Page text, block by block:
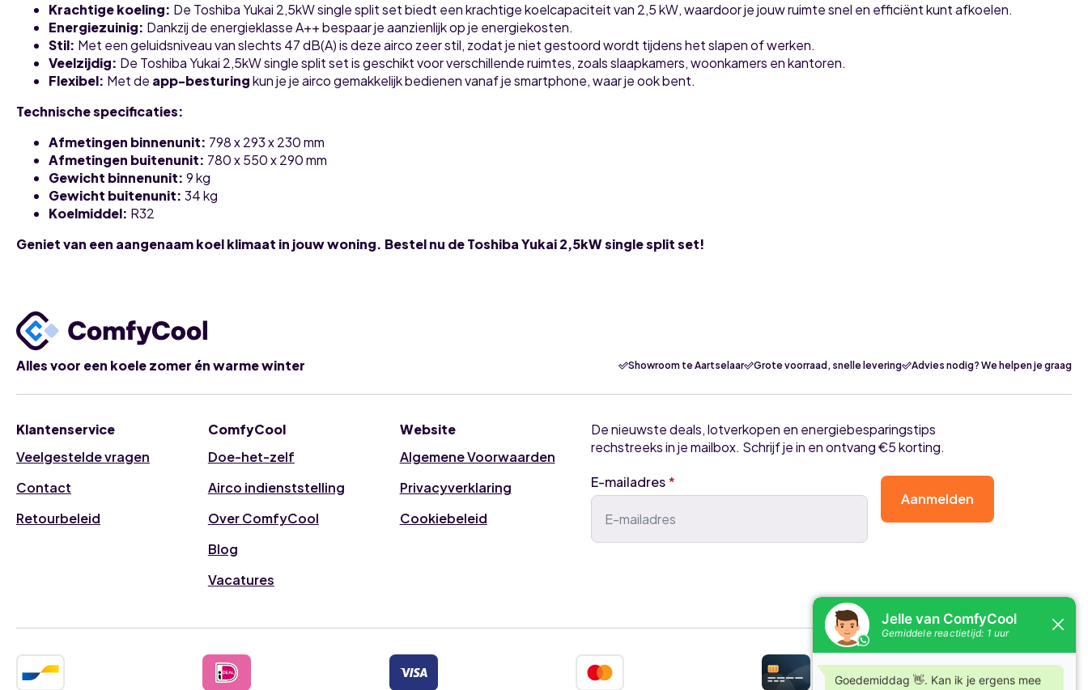
Krachtige koeling: De Toshiba Yukai 2,5kW single split set biedt een krachtige koelcapaciteit van 2,5 kW, waardoor je jouw ruimte snel en efficiënt kunt afkoelen.
Energiezuinig: Dankzij de energieklasse A++ bespaar je aanzienlijk op je energiekosten.
Stil: Met een geluidsniveau van slechts 47 dB(A) is deze airco zeer stil, zodat je niet gestoord wordt tijdens het slapen of werken.
Veelzijdig: De Toshiba Yukai 2,5kW single split set is geschikt voor verschillende ruimtes, zoals slaapkamers, woonkamers en kantoren.
Flexibel: Met de app-besturingkun je je airco gemakkelijk bedienen vanaf je smartphone, waar je ook bent.
Technische specificaties:
Afmetingen binnenunit: 798 x 293 x 230 mm
Afmetingen buitenunit: 780 x 550 x 290 mm
Gewicht binnenunit: 9 kg
Gewicht buitenunit: 34 kg
Koelmiddel: R32
Geniet van een aangenaam koel klimaat in jouw woning. Bestel nu de Toshiba Yukai 2,5kW single split set!
Alles voor een koele zomer én warme winter Showroom te Aartselaar Grote voorraad, snelle levering Advies nodig? We helpen je graag
Klantenservice
Veelgestelde vragen
Contact
Retourbeleid
ComfyCool
Doe-het-zelf
Airco indienststelling
Over ComfyCool
Blog
Vacatures
Website
Algemene Voorwaarden
Privacyverklaring
Cookiebeleid
De nieuwste deals, lotverkopen en energiebesparingstips
rechstreeks in je mailbox. Schrijf je in en ontvang €5 korting.
E-mailadres *
Aanmelden